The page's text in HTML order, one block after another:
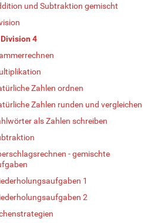
und Subtraktion gemischt
Division 4
Zahlen ordnen
Zahlen runden und vergleichen
als Zahlen schreiben
- gemischte
1
2